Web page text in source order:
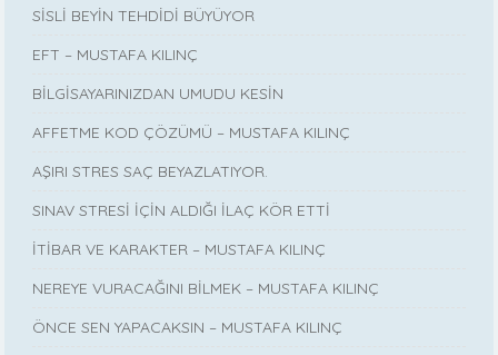
SİSLİ BEYİN TEHDİDİ BÜYÜYOR
EFT – MUSTAFA KILINÇ
BİLGİSAYARINIZDAN UMUDU KESİN
AFFETME KOD ÇÖZÜMÜ – MUSTAFA KILINÇ
AŞIRI STRES SAÇ BEYAZLATIYOR.
SINAV STRESİ İÇİN ALDIĞI İLAÇ KÖR ETTİ
İTİBAR VE KARAKTER – MUSTAFA KILINÇ
NEREYE VURACAĞINI BİLMEK – MUSTAFA KILINÇ
ÖNCE SEN YAPACAKSIN – MUSTAFA KILINÇ